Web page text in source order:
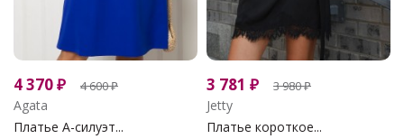
4 370₽ 4 600₽
Agata
Платье А-силуэт...
3 781 ₽ 3 980₽
Jetty
Платье короткое...